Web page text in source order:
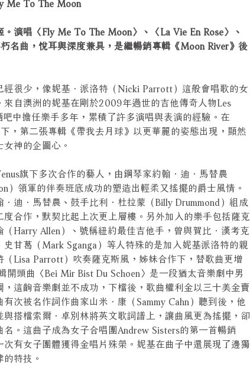
演唱〈Fly Me To The Moon〉、〈La Vie En Rose〉、
朽名曲，悅耳與深度兼具，是繼暢銷專輯《Moon River》後
經很少，像妮基．派洛特（Nicki Parrott）這般會唱歌的女
來自澳洲的妮基在剛於2009年過世的吉他傳奇人物Les
中擔任樂手多年，累積了許多演唱與表演的經驗。在
，第二張專輯《帶我去月球》以更華麗的姿態出現，顯然
神的企圖心。
旗下多次合作的藝人，由鋼琴家約翰．迪．馬替農
）領軍的伴奏班底成功的塑造出輕柔又搖擺的爵士風情。
迪．馬替農、鼓手比利．杜拉蒙（Billy Drummond）組成
度合作，默契比起上次更上層樓。另外加入的樂手包括薩克
Harry Allen）、號稱紐約最佳吉他手，曾與賀比．漢考克
甘葛（Mark Sganga）等人特殊的是加入妮基派洛特的親
（Lisa Parrott）吹奏薩克斯風，姊妹合作下，替歌曲更增
開頭曲〈Bei Mir Bist Du Schoen〉是一段猶太音樂劇中男
，這齣音樂劇並不成功，下檔後，歌曲權利金以三十美金賣
次被名作詞作曲家山米．康（Sammy Cahn）聽到後，他
與搭檔索爾．卓別林將英文歌詞譜上，讓曲風更為搖擺，卻
。這曲子成為女子合唱團Andrew Sisters的第一首暢銷
次有女子團體獲得金唱片殊榮。妮基在曲子中還展現了邊獨
特技。